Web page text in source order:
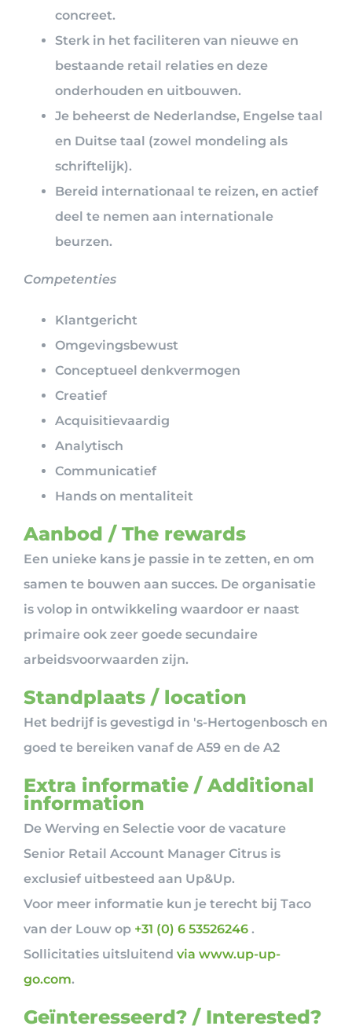
concreet.
Sterk in het faciliteren van nieuwe en
bestaande retail relaties en deze
onderhouden en uitbouwen.
Je beheerst de Nederlandse, Engelse taal
en Duitse taal (zowel mondeling als
schriftelijk).
Bereid internationaal te reizen, en actief
deel te nemen aan internationale
beurzen.
Competenties
Klantgericht
Omgevingsbewust
Conceptueel denkvermogen
Creatief
Acquisitievaardig
Analytisch
Communicatief
Hands on mentaliteit
Aanbod / The rewards
Een unieke kans je passie in te zetten, en om
samen te bouwen aan succes. De organisatie
is volop in ontwikkeling waardoor er naast
primaire ook zeer goede secundaire
arbeidsvoorwaarden zijn.
Standplaats / location
Het bedrijf is gevestigd in 's-Hertogenbosch en
goed te bereiken vanaf de A59 en de A2
Extra informatie / Additional
information
De Werving en Selectie voor de vacature
Senior Retail Account Manager Citrus is
exclusief uitbesteed aan Up&Up.
Voor meer informatie kun je terecht bij Taco
van der Louw op +31 (0) 6 53526246 .
Sollicitaties uitsluitend via www.up-up-
go.com.
Geïnteresseerd? / Interested?